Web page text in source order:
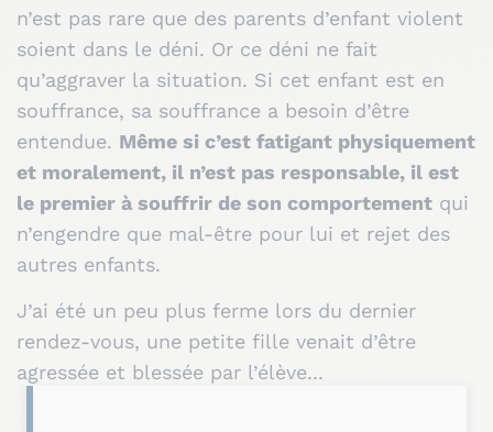
n’est pas rare que des parents d’enfant violent
soient dans le déni. Or ce déni ne fait
qu’aggraver la situation. Si cet enfant est en
souffrance, sa souffrance a besoin d’être
entendue. Même si c’est fatigant physiquement
et moralement, il n’est pas responsable, il est
le premier à souffrir de son comportement qui
n’engendre que mal-être pour lui et rejet des
autres enfants.
J’ai été un peu plus ferme lors du dernier
rendez-vous, une petite fille venait d’être
agressée et blessée par l’élève...